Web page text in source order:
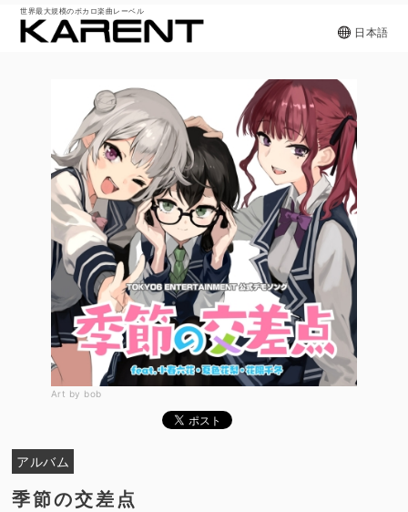
世界最大規模のボカロ楽曲レーベル
日本語
Art by bob
アルバム
季節の交差点